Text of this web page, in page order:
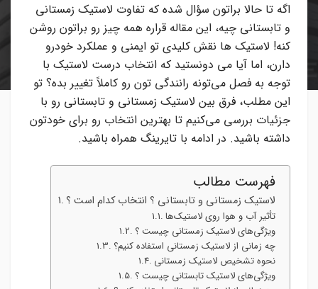
اگه تا حالا براتون سؤال شده که تفاوت لاستیک زمستانی
و تابستانی چیه، این مقاله قراره همه‌ چیز رو براتون روشن
کنه! لاستیک‌ ها نقش کلیدی تو ایمنی و عملکرد خودرو
دارن، اما آیا می‌ دونستید که انتخاب درست لاستیک با
توجه به فصل می‌تونه رانندگی‌ تون رو کاملاً تغییر بده؟ تو
این مطلب، فرق بین لاستیک زمستانی و تابستانی رو با
جزئیات بررسی می‌کنیم تا بهترین انتخاب رو برای خودتون
داشته باشید. در ادامه با تایرینگ همراه باشید.
فهرست مطالب
لاستیک زمستانی و تابستانی ؟ انتخاب کدام است ؟
تأثیر آب و هوا روی لاستیک‌ها
ویژگی‌های لاستیک زمستانی چیست ؟
چه زمانی از لاستیک زمستانی استفاده کنیم؟
نحوه تشخیص لاستیک زمستانی
ویژگی‌های لاستیک تابستانی چیست ؟